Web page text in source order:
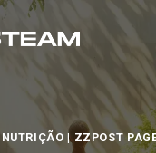
NUTRIÇÃO | ZZPOST